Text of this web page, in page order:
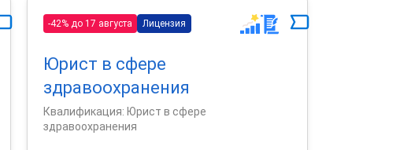
-42% до 17 августа Лицензия
Юрист в сфере
здравоохранения
Квалификация: Юрист в сфере
здравоохранения